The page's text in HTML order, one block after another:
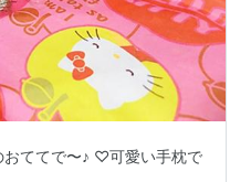
ててで〜♪ ♡可愛い手枕で